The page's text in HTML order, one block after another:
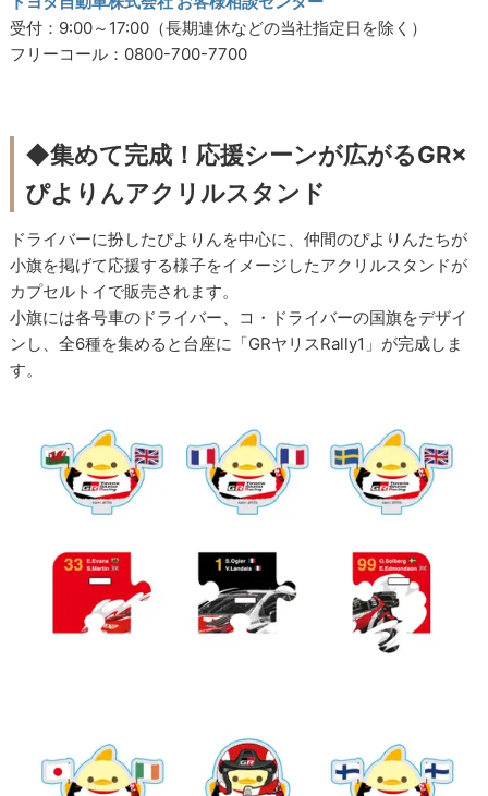
受付：9:00～17:00（長期連休などの当社指定日を除く）
フリーコール：0800-700-7700
◆集めて完成！応援シーンが広がるGR×
ぴよりんアクリルスタンド
ドライバーに扮したぴよりんを中心に、仲間のぴよりんたちが
小旗を掲げて応援する様子をイメージしたアクリルスタンドが
カプセルトイで販売されます。
小旗には各号車のドライバー、コ・ドライバーの国旗をデザイ
ンし、全6種を集めると台座に「GRヤリスRally1」が完成しま
す。